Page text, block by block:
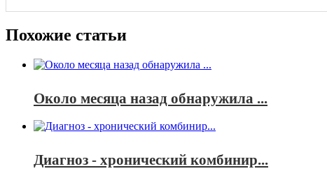
Похожие статьи
Около месяца назад обнаружила ...
Диагноз - хронический комбинир...